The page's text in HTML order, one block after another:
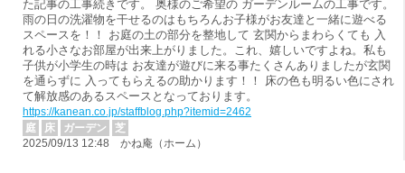
た記事の工事続きです。 奥様のご希望の ガーデンルームの工事です。
雨の日の洗濯物を干せるのはもちろんお子様がお友達と一緒に遊べる
スペースを！！ お庭の土の部分を整地して 玄関からまわらくても 入
れる小さなお部屋が出来上がりました。これ、嬉しいですよね。私も
子供が小学生の時は お友達が遊びに来る事たくさんありましたが玄関
を通らずに 入ってもらえるの助かります！！ 床の色も明るい色にされ
て解放感のあるスペースとなっております。
https://kanean.co.jp/staffblog.php?itemid=2462
庭
床 ガーデン
芝
2025/09/13 12:48 かね庵（ホーム）